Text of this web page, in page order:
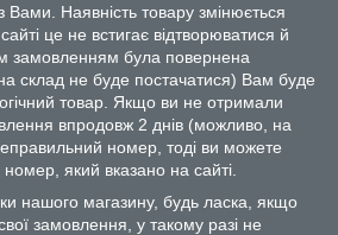
Наявність товару змінюється
це не встигає відтворюватися й
замовленням була повернена
склад не буде постачатися) Вам буде
товар. Якщо ви не отримали
впродовж 2 днів (можливо, на
номер, тоді ви можете
який вказано на сайті.
нашого магазину, будь ласка, якщо
замовлення, у такому разі не